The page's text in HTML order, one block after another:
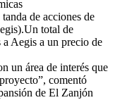
de acciones de
total de
Aegis a un precio de
un área de interés que
comentó
de El Zanjón